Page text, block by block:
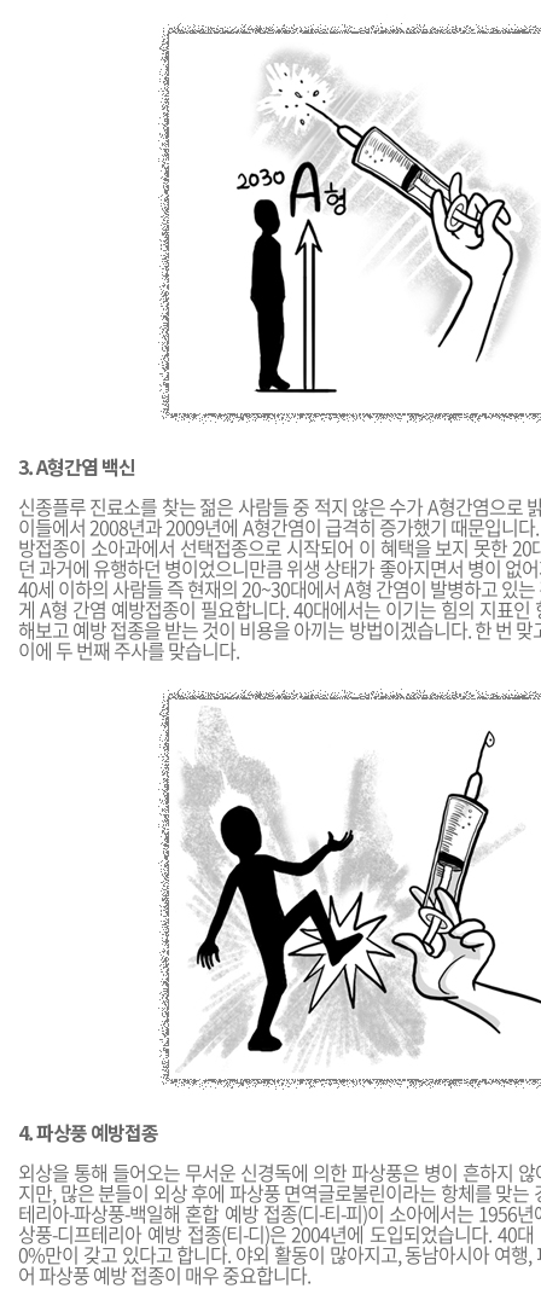
3. A형간염 백신
신종플루 진료소를 찾는 젊은 사람들 중 적지 않은 수가 A형간염으로
이들에서 2008년과 2009년에 A형간염이 급격히 증가했기 때문입니
방접종이 소아과에서 선택접종으로 시작되어 이 혜택을 보지 못한 20
던 과거에 유행하던 병이었으니만큼 위생 상태가 좋아지면서 병이 없
40세 이하의 사람들 즉 현재의 20~30대에서 A형 간염이 발병하고 있
게 A형 간염 예방접종이 필요합니다. 40대에서는 이기는 힘의 지표인
해보고 예방 접종을 받는 것이 비용을 아끼는 방법이겠습니다. 한 번
이에 두 번째 주사를 맞습니다.
4. 파상풍 예방접종
외상을 통해 들어오는 무서운 신경독에 의한 파상풍은 병이 흔하지
지만, 많은 분들이 외상 후에 파상풍 면역글로불린이라는 항체를 맞는
테리아-파상풍-백일해 혼합 예방 접종(디-티-피)이 소아에서는 1956
상풍-디프테리아 예방 접종(티-디)은 2004년에 도입되었습니다. 40
0%만이 갖고 있다고 합니다. 야외 활동이 많아지고, 동남아시아 여행,
어 파상풍 예방 접종이 매우 중요합니다.